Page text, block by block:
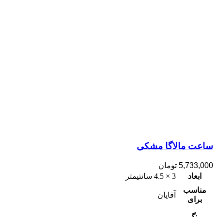
ساعت مالاگا مشکی
5,733,000 تومان
ابعاد
3 × 4.5 سانتیمتر
مناسب
برای
آقایان